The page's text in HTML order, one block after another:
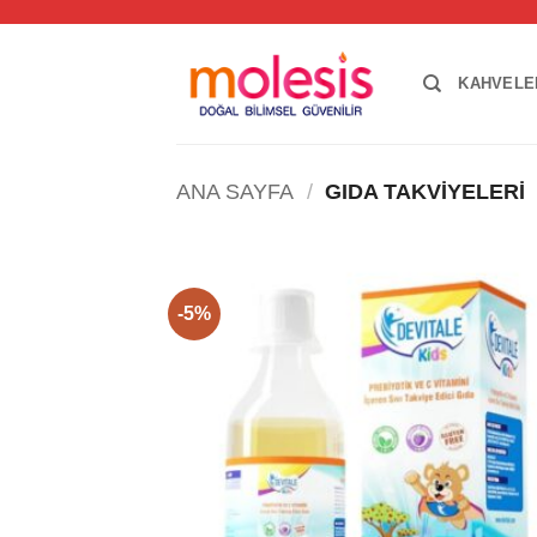
ANA SAYFA / GIDA TAKVIYELERI
-5%